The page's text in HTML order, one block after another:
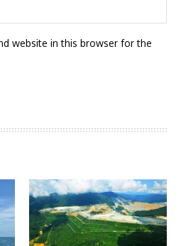
website in this browser for the